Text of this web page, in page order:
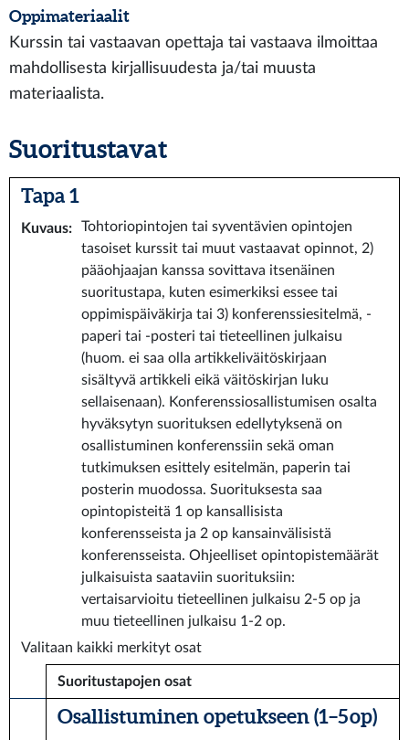
Oppimateriaalit
Kurssin tai vastaavan opettaja tai vastaava ilmoittaa
mahdollisesta kirjallisuudesta ja/tai muusta
materiaalista.
Suoritustavat
Tapa 1
Kuvaus:
Tohtoriopintojen tai syventävien opintojen
tasoiset kurssit tai muut vastaavat opinnot, 2)
pääohjaajan kanssa sovittava itsenäinen
suoritustapa, kuten esimerkiksi essee tai
oppimispäiväkirja tai 3) konferenssiesitelmä, -
paperi tai -posteri tai tieteellinen julkaisu
(huom. ei saa olla artikkeliväitöskirjaan
sisältyvä artikkeli eikä väitöskirjan luku
sellaisenaan). Konferenssiosallistumisen osalta
hyväksytyn suorituksen edellytyksenä on
osallistuminen konferenssiin sekä oman
tutkimuksen esittely esitelmän, paperin tai
posterin muodossa. Suorituksesta saa
opintopisteitä 1 op kansallisista
konferensseista ja 2 op kansainvälisistä
konferensseista. Ohjeelliset opintopistemäärät
julkaisuista saataviin suorituksiin:
vertaisarvioitu tieteellinen julkaisu 2-5 op ja
muu tieteellinen julkaisu 1-2 op.
Valitaan kaikki merkityt osat
Suoritustapojen osat
Osallistuminen opetukseen (1–5 op)